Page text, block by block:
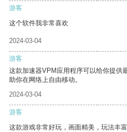
游客
这个软件我非常喜欢
2024-03-04
游客
这款加速器VPM应用程序可以给你提供
助你在网络上自由移动。
2024-03-04
游客
这款游戏非常好玩，画面精美，玩法丰富